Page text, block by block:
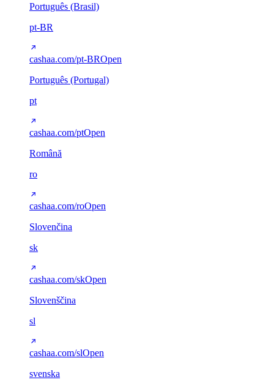
Português (Brasil)
pt-BR
cashaa.com/pt-BROpen
Português (Portugal)
pt
cashaa.com/ptOpen
Română
ro
cashaa.com/roOpen
Slovenčina
sk
cashaa.com/skOpen
Slovenščina
sl
cashaa.com/slOpen
svenska